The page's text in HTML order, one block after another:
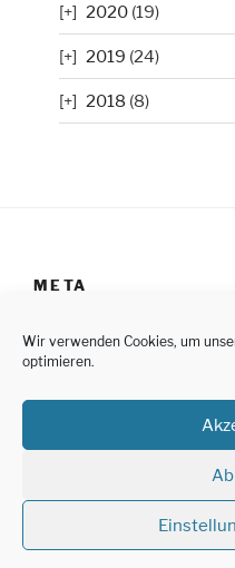
Wir verwenden Cookies, um
optimieren.
2020(19)
2019 (24)
2018 (8)
META
Anmelden
Datenschutzerklärung
Cookie-Richtlinie (EU)